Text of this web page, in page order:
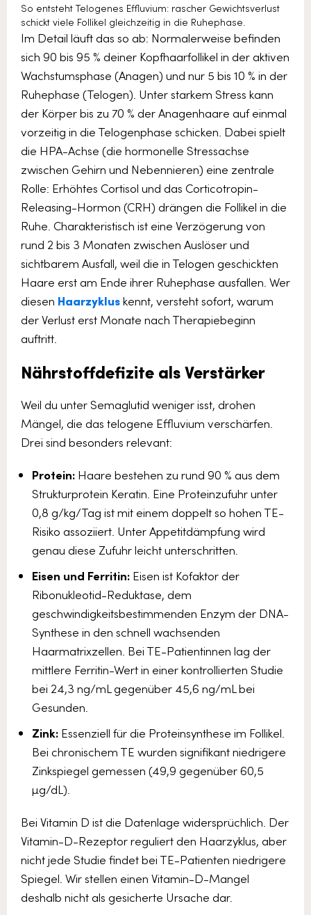
So entsteht Telogenes Effluvium: rascher Gewichtsverlust
schickt viele Follikel gleichzeitig in die Ruhephase.
Im Detail läuft das so ab: Normalerweise befinden
sich 90 bis 95 % deiner Kopfhaarfollikel in der aktiven
Wachstumsphase (Anagen) und nur 5 bis 10 % in der
Ruhephase (Telogen). Unter starkem Stress kann
der Körper bis zu 70 % der Anagenhaare auf einmal
vorzeitig in die Telogenphase schicken. Dabei spielt
die HPA-Achse (die hormonelle Stressachse
zwischen Gehirn und Nebennieren) eine zentrale
Rolle: Erhöhtes Cortisol und das Corticotropin-
Releasing-Hormon (CRH) drängen die Follikel in die
Ruhe. Charakteristisch ist eine Verzögerung von
rund 2 bis 3 Monaten zwischen Auslöser und
sichtbarem Ausfall, weil die in Telogen geschickten
Haare erst am Ende ihrer Ruhephase ausfallen. Wer
diesen Haarzykluskennt, versteht sofort, warum
der Verlust erst Monate nach Therapiebeginn
auftritt.
Nährstoffdefizite als Verstärker
Weil du unter Semaglutid weniger isst, drohen
Mängel, die das telogene Effluvium verschärfen.
Drei sind besonders relevant:
Protein: Haare bestehen zu rund 90 % aus dem
Strukturprotein Keratin. Eine Proteinzufuhr unter
0,8 g/kg/Tag ist mit einem doppelt so hohen TE-
Risiko assoziiert. Unter Appetitdämpfung wird
genau diese Zufuhr leicht unterschritten.
Eisen und Ferritin: Eisen ist Kofaktor der
Ribonukleotid-Reduktase, dem
geschwindigkeitsbestimmenden Enzym der DNA-
Synthese in den schnell wachsenden
Haarmatrixzellen. Bei TE-Patientinnen lag der
mittlere Ferritin-Wert in einer kontrollierten Studie
bei 24,3 ng/mL gegenüber 45,6 ng/mL bei
Gesunden.
Zink: Essenziell für die Proteinsynthese im Follikel.
Bei chronischem TE wurden signifikant niedrigere
Zinkspiegel gemessen (49,9 gegenüber 60,5
µg/dL).
Bei Vitamin D ist die Datenlage widersprüchlich. Der
Vitamin-D-Rezeptor reguliert den Haarzyklus, aber
nicht jede Studie findet bei TE-Patienten niedrigere
Spiegel. Wir stellen einen Vitamin-D-Mangel
deshalb nicht als gesicherte Ursache dar.